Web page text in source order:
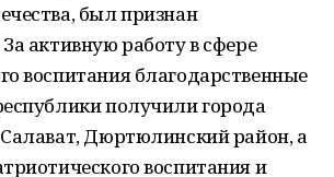
был признан
активную работу в сфере
воспитания благодарственные
получили города
Дюртюлинский район, а
воспитания и